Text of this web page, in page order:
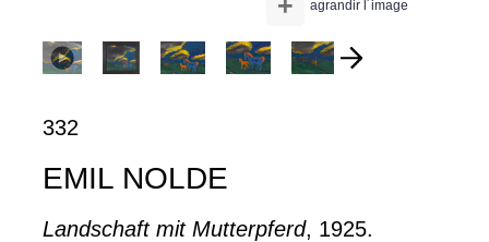
agrandir l´image
332
EMIL NOLDE
Landschaft mit Mutterpferd, 1925.